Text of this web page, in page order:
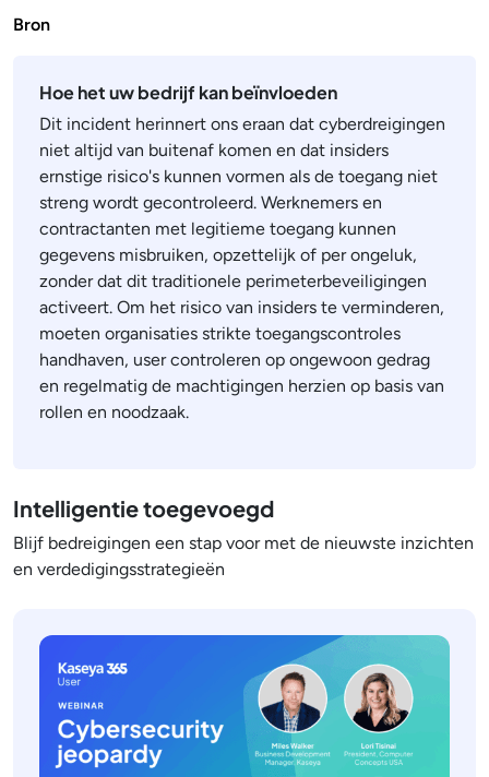
Bron
Hoe het uw bedrijf kan beïnvloeden
Dit incident herinnert ons eraan dat cyberdreigingen
niet altijd van buitenaf komen en dat insiders
ernstige risico's kunnen vormen als de toegang niet
streng wordt gecontroleerd. Werknemers en
contractanten met legitieme toegang kunnen
gegevens misbruiken, opzettelijk of per ongeluk,
zonder dat dit traditionele perimeterbeveiligingen
activeert. Om het risico van insiders te verminderen,
moeten organisaties strikte toegangscontroles
handhaven, user controleren op ongewoon gedrag
en regelmatig de machtigingen herzien op basis van
rollen en noodzaak.
Intelligentie toegevoegd
Blijf bedreigingen een stap voor met de nieuwste inzichten
en verdedigingsstrategieën